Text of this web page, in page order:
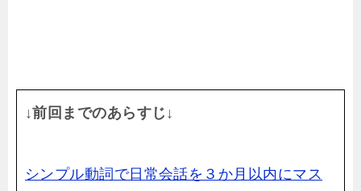
↓前回までのあらすじ↓
シンプル動詞で日常会話を３か月以内にマス